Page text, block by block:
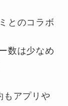
とのコラボ
数は少なめ
もアプリや